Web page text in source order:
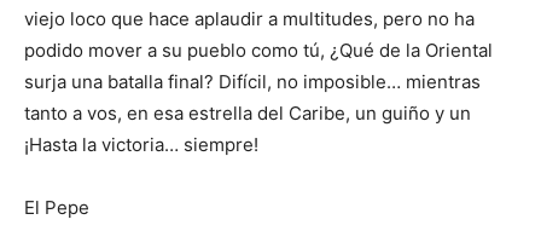
viejo loco que hace aplaudir a multitudes, pero no ha
podido mover a su pueblo como tú, ¿Qué de la Oriental
surja una batalla final? Difícil, no imposible… mientras
tanto a vos, en esa estrella del Caribe, un guiño y un
¡Hasta la victoria… siempre!
El Pepe